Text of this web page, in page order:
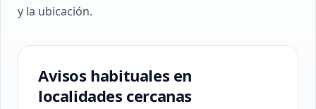
y la ubicación.
Avisos habituales en
localidades cercanas